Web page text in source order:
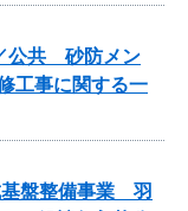
公共 砂防メン
工事に関する一
基盤整備事業 羽